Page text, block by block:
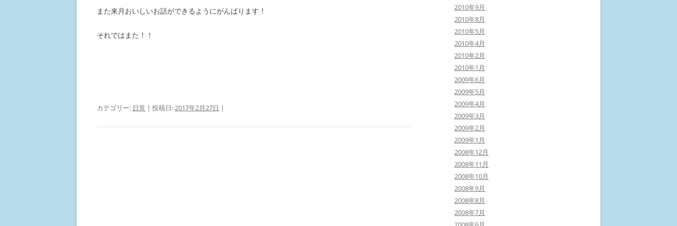
また来月おいしいお話ができるようにがんばります！
それではまた！！
カテゴリー: 日常 | 投稿日:2017年2月27日 |
2010年9月
2010年8月
2010年5月
2010年4月
2010年2月
2010年1月
2009年6月
2009年5月
2009年4月
2009年3月
2009年2月
2009年1月
2008年12月
2008年11月
2008年10月
2008年9月
2008年8月
2008年7月